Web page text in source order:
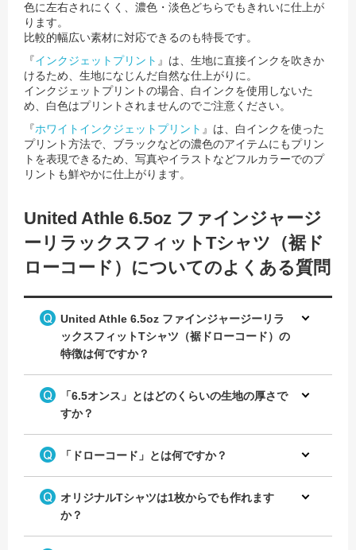
色に左右されにくく、濃色・淡色どちらでもきれいに仕上が
ります。
比較的幅広い素材に対応できるのも特長です。
『インクジェットプリント 』は、生地に直接インクを吹きか
けるため、生地になじんだ自然な仕上がりに。
インクジェットプリントの場合、白インクを使用しないた
め、白色はプリントされませんのでご注意ください。
『ホワイトインクジェットプリント 』は、白インクを使った
プリント方法で、ブラックなどの濃色のアイテムにもプリン
トを表現できるため、 写真やイラストなどフルカラーでのプ
リントも鮮やかに仕上がります。
United Athle 6.5oz ファインジャージ
ーリラックスフィットTシャツ（裾ド
ローコード）についてのよくある質問
United Athle 6.5oz ファインジャージーリラ
ックスフィットTシャツ（裾ドローコード）の
特徴は何ですか？
「6.5オンス」とはどのくらいの生地の厚さで
すか？
「ドローコード」とは何ですか？
オリジナルTシャツは1枚からでも作れます
か？